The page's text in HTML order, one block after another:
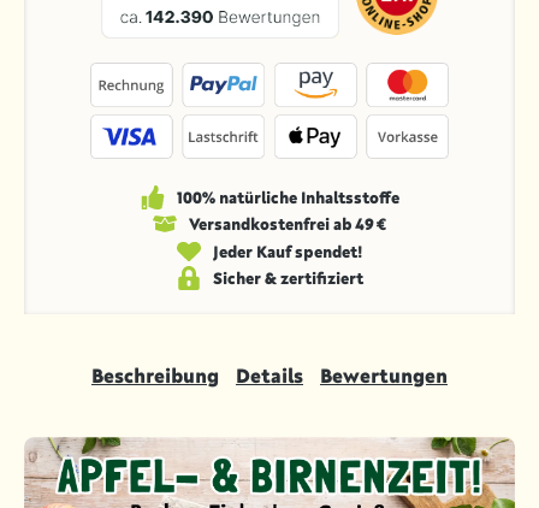
100% natürliche Inhaltsstoffe
Versandkosten­frei ab 49 €
Jeder Kauf spendet!
Sicher & zertifiziert
Beschreibung Details Bewertungen